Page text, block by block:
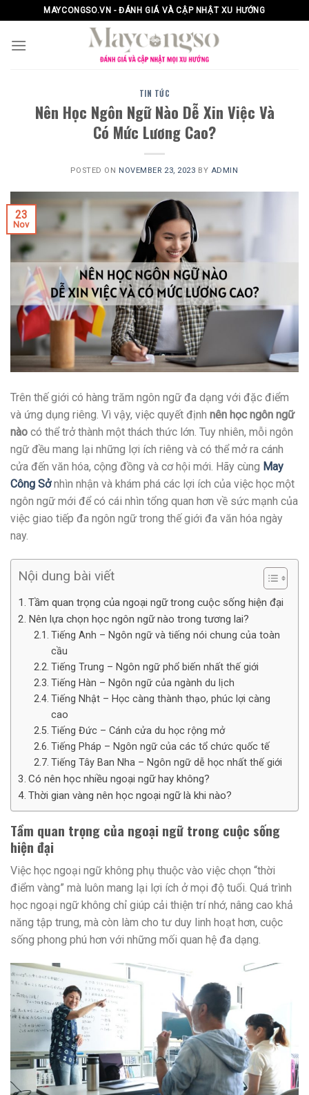
content
MAYCONGSO.VN - ĐÁNH GIÁ VÀ CẬP NHẬT XU HƯỚNG
TIN TỨC
Nên Học Ngôn Ngữ Nào Dễ Xin Việc Và
Có Mức Lương Cao?
POSTED ON NOVEMBER 23, 2023 BY ADMIN
23
Nov
Trên thế giới có hàng trăm ngôn ngữ đa dạng với đặc điểm
và ứng dụng riêng. Vì vậy, việc quyết định nên học ngôn ngữ
nào có thể trở thành một thách thức lớn. Tuy nhiên, mỗi ngôn
ngữ đều mang lại những lợi ích riêng và có thể mở ra cánh
cửa đến văn hóa, cộng đồng và cơ hội mới. Hãy cùng May
Công Sởnhìn nhận và khám phá các lợi ích của việc học một
ngôn ngữ mới để có cái nhìn tổng quan hơn về sức mạnh của
việc giao tiếp đa ngôn ngữ trong thế giới đa văn hóa ngày
nay.
Nội dung bài viết
Tầm quan trọng của ngoại ngữ trong cuộc sống hiện đại
Nên lựa chọn học ngôn ngữ nào trong tương lai?
Tiếng Anh – Ngôn ngữ và tiếng nói chung của toàn
cầu
Tiếng Trung – Ngôn ngữ phổ biến nhất thế giới
Tiếng Hàn – Ngôn ngữ của ngành du lịch
Tiếng Nhật – Học càng thành thạo, phúc lợi càng
cao
Tiếng Đức – Cánh cửa du học rộng mở
Tiếng Pháp – Ngôn ngữ của các tổ chức quốc tế
Tiếng Tây Ban Nha – Ngôn ngữ dễ học nhất thế giới
Có nên học nhiều ngoại ngữ hay không?
Thời gian vàng nên học ngoại ngữ là khi nào?
Tầm quan trọng của ngoại ngữ trong cuộc sống
hiện đại
Việc học ngoại ngữ không phụ thuộc vào việc chọn “thời
điểm vàng” mà luôn mang lại lợi ích ở mọi độ tuổi. Quá trình
học ngoại ngữ không chỉ giúp cải thiện trí nhớ, nâng cao khả
năng tập trung, mà còn làm cho tư duy linh hoạt hơn, cuộc
sống phong phú hơn với những mối quan hệ đa dạng.